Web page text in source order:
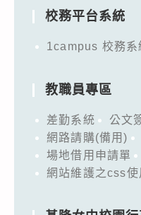
校務平台系統
1campus 校務系
教職員專區
差勤系統 公文
網路請購(備用)
場地借用申請單
網站維護之css使